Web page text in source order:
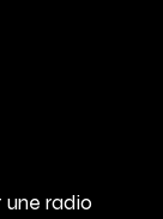
une radio